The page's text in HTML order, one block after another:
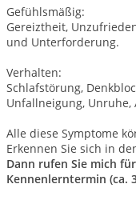
Gefühlsmäßig:
Gereiztheit,
und Unterforderung.
Verhalten:
Schlafstörung,
Unfallneigung,
Alle diese Symptome
Erkennen Sie sich in
Dann rufen Sie mich
Kennenlerntermin (ca.